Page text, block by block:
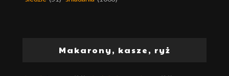
Makarony, kasze, ryż